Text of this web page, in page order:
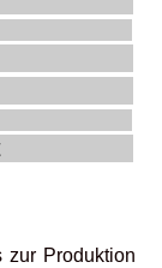
zur Produktion